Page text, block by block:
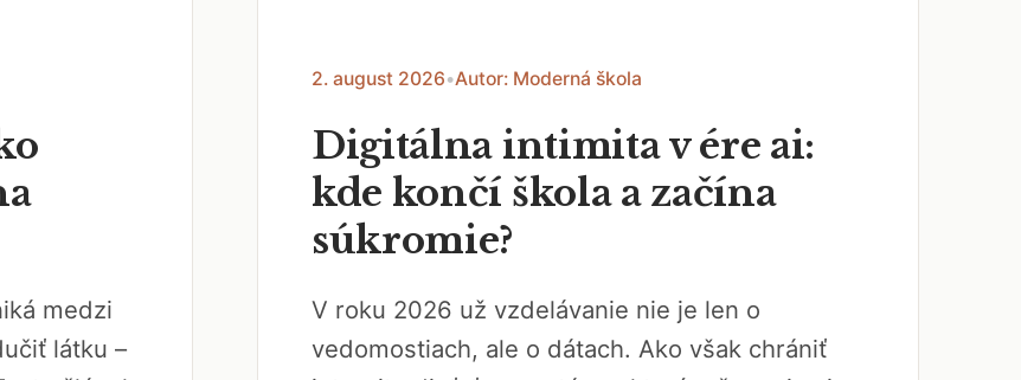
medzi
látku –
2. august 2026•Autor: Moderná škola
Digitálna intimita v ére ai:
kde končí škola a začína
súkromie?
V roku 2026 už vzdelávanie nie je len o
vedomostiach, ale o dátach. Ako však chrániť